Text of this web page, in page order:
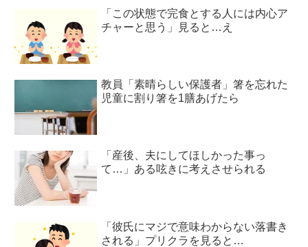
「この状態で完食とする人には内心ア
チャーと思う」見ると…え
教員「素晴らしい保護者」箸を忘れた
児童に割り箸を1膳あげたら
「産後、夫にしてほしかった事っ
て…」ある呟きに考えさせられる
「彼氏にマジで意味わからない落書き
される」プリクラを見ると…